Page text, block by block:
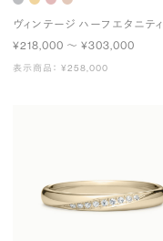
ヴィンテージ ハーフエタニティ
¥218,000 〜 ¥303,000
表示商品： ¥258,000